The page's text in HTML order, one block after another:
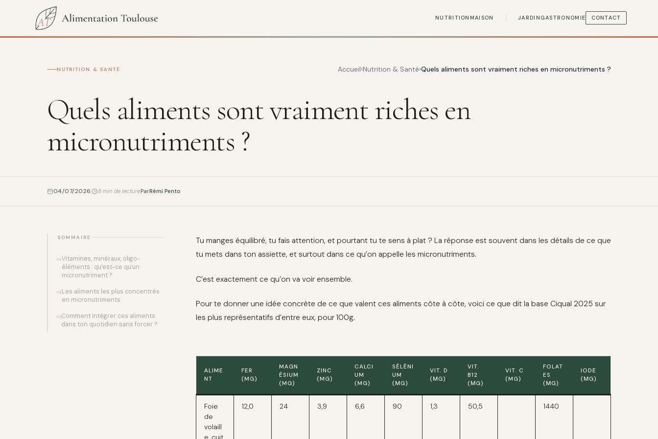
NUTRITION MAISON JARDIN GASTRONOMIE CONTACT
NUTRITION & SANTÉ Accueil Nutrition & Santé Quels aliments sont vraiment riches en micronutriments ?
Quels aliments sont vraiment riches en
micronutriments ?
04/07/2026 8 min de lectureParRémi Pento
SOMMAIRE
01Vitamines, minéraux, oligo-
éléments : qu’est-ce qu’un
micronutriment ?
02Les aliments les plus concentrés
en micronutriments
03Comment intégrer ces aliments
dans ton quotidien sans forcer ?
Tu manges équilibré, tu fais attention, et pourtant tu te sens à plat ? La réponse est souvent dans les détails de ce que
tu mets dans ton assiette, et surtout dans ce qu’on appelle les micronutriments.
C’est exactement ce qu’on va voir ensemble.
Pour te donner une idée concrète de ce que valent ces aliments côte à côte, voici ce que dit la base Ciqual 2025 sur
les plus représentatifs d’entre eux, pour 100g.
ALIME
NT
FER
(MG)
MAGN
ÉSIUM
(MG)
ZINC
(MG)
CALCI
UM
(MG)
SÉLÉNI
UM
(ΜG)
VIT. D
(ΜG)
VIT.
B12
(ΜG)
VIT. C
(MG)
FOLAT
ES
(ΜG)
IODE
(ΜG)
Foie
de
volaill
e, cuit
12,0 24 3,9 6,6 90 1,3 50,5 1440